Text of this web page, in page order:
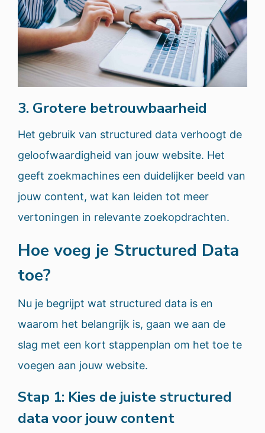
3. Grotere betrouwbaarheid
Het gebruik van structured data verhoogt de
geloofwaardigheid van jouw website. Het
geeft zoekmachines een duidelijker beeld van
jouw content, wat kan leiden tot meer
vertoningen in relevante zoekopdrachten.
Hoe voeg je Structured Data
toe?
Nu je begrijpt wat structured data is en
waarom het belangrijk is, gaan we aan de
slag met een kort stappenplan om het toe te
voegen aan jouw website.
Stap 1: Kies de juiste structured
data voor jouw content